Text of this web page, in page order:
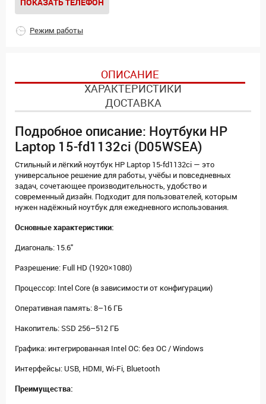
ПОКАЗАТЬ ТЕЛЕФОН
Режим работы
ОПИСАНИЕ
ХАРАКТЕРИСТИКИ
ДОСТАВКА
Подробное описание: Ноутбуки HP
Laptop 15-fd1132ci (D05WSEA)
Стильный и лёгкий ноутбук HP Laptop 15-fd1132ci — это
универсальное решение для работы, учёбы и повседневных
задач, сочетающее производительность, удобство и
современный дизайн. Подходит для пользователей, которым
нужен надёжный ноутбук для ежедневного использования.
Основные характеристики:
Диагональ: 15.6"
Разрешение: Full HD (1920×1080)
Процессор: Intel Core (в зависимости от конфигурации)
Оперативная память: 8–16 ГБ
Накопитель: SSD 256–512 ГБ
Графика: интегрированная Intel ОС: без ОС / Windows
Интерфейсы: USB, HDMI, Wi-Fi, Bluetooth
Преимущества: